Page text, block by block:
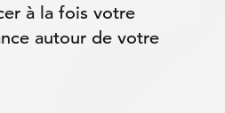
à la fois votre
autour de votre